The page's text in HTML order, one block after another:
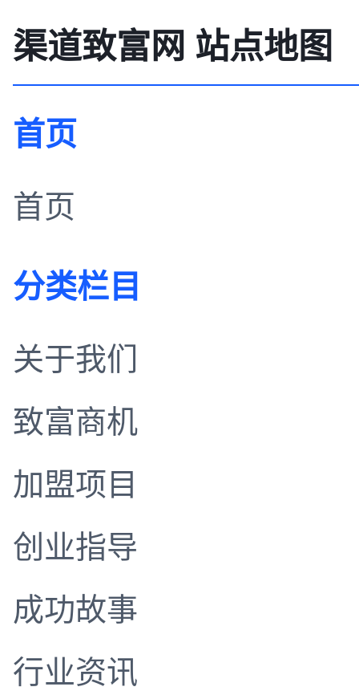
渠道致富网 站点地图
首页
首页
分类栏目
关于我们
致富商机
加盟项目
创业指导
成功故事
行业资讯